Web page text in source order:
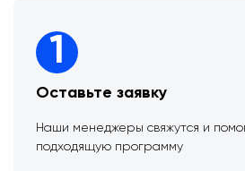
1
Оставьте заявку
Наши менеджеры свяжутся и
подходящую программу